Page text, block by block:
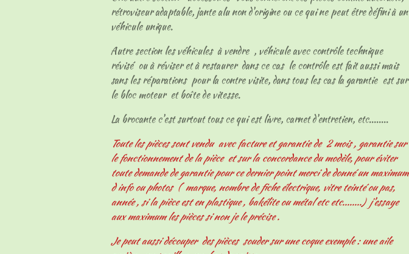
rétroviseur adaptable, jante alu non d'origine ou ce qui ne peut être défini à un
véhicule unique.
Autre section les véhicules à vendre , véhicule avec contrôle technique
révisé ou à réviser et à restaurer dans ce cas le contrôle est fait aussi mais
sans les réparations pour la contre visite, dans tous les cas la garantie est sur
le bloc moteur et boîte de vitesse.
La brocante c'est surtout tous ce qui est livre, carnet d'entretien, etc........
Toute les pièces sont vendu avec facture et garantie de 2 mois , garantie sur
le fonctionnement de la pièce et sur la concordance du modèle, pour éviter
toute demande de garantie pour ce dernier point merci de donné un maximum
d info ou photos ( marque, nombre de fiche électrique, vitre teinté ou pas,
année , si la pièce est en plastique , bakélite ou métal etc etc........) j'essaye
aux maximum les pièces si non je le précise .
Je peut aussi découper des pièces souder sur une coque exemple : une aile